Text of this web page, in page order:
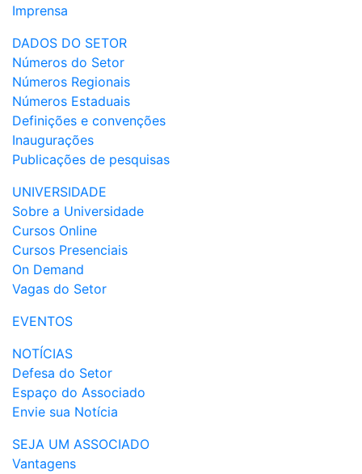
Imprensa
DADOS DO SETOR
Números do Setor
Números Regionais
Números Estaduais
Definições e convenções
Inaugurações
Publicações de pesquisas
UNIVERSIDADE
Sobre a Universidade
Cursos Online
Cursos Presenciais
On Demand
Vagas do Setor
EVENTOS
NOTÍCIAS
Defesa do Setor
Espaço do Associado
Envie sua Notícia
SEJA UM ASSOCIADO
Vantagens